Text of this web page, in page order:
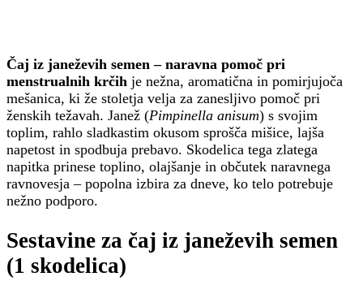
Čaj iz janeževih semen – naravna pomoč pri
menstrualnih krčih je nežna, aromatična in pomirjujoča
mešanica, ki že stoletja velja za zanesljivo pomoč pri
ženskih težavah. Janež (Pimpinella anisum) s svojim
toplim, rahlo sladkastim okusom sprošča mišice, lajša
napetost in spodbuja prebavo. Skodelica tega zlatega
napitka prinese toplino, olajšanje in občutek naravnega
ravnovesja – popolna izbira za dneve, ko telo potrebuje
nežno podporo.
Sestavine za čaj iz janeževih semen
(1 skodelica)